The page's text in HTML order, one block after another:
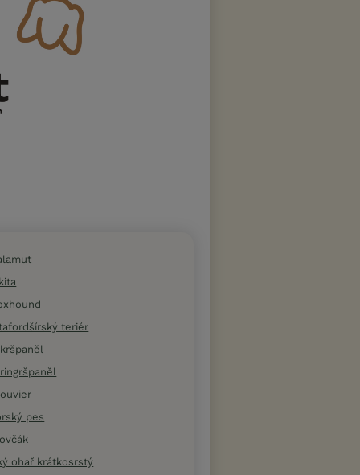
teriér
pes
ohař krátkosrstý